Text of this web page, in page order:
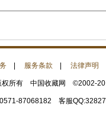
| 服务条款 | 法律声明
权所有 中国收藏网 ©2002-
87068182 客服